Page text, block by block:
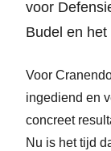
voor
Budel en
Voor
ingediend en
concreet
Nu is het tijd